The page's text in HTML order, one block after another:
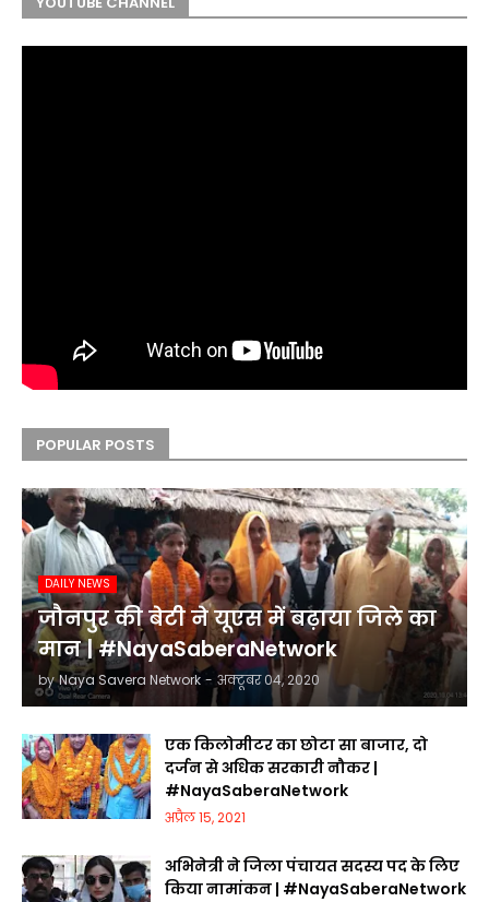
POPULAR POSTS
DAILY NEWS
जौनपुर की बेटी ने यूएस में बढ़ाया जिले का
मान | #NayaSaberaNetwork
by Naya Savera Network - अक्टूबर 04, 2020
एक किलोमीटर का छोटा सा बाजार, दो
दर्जन से अधिक सरकारी नौकर |
#NayaSaberaNetwork
अप्रैल 15, 2021
अभिनेत्री ने जिला पंचायत सदस्य पद के लिए
किया नामांकन | #NayaSaberaNetwork